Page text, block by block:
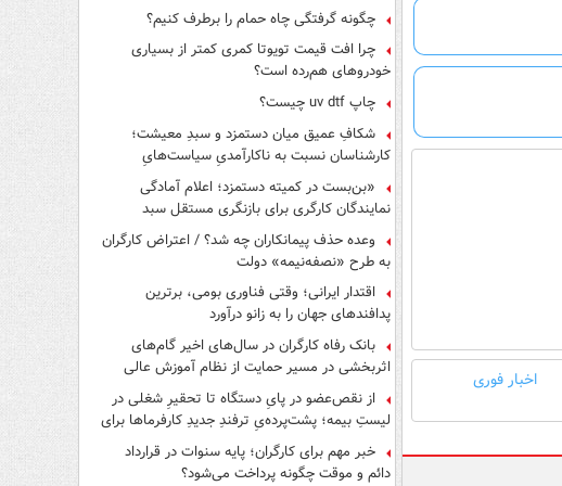
اخبار فوری
چگونه گرفتگی چاه حمام را برطرف کنیم؟
چرا افت قیمت تویوتا کمری کمتر از بسیاری
خودروهای هم‌رده است؟
چاپ uv dtf چیست؟
شکافِ عمیق میان دستمزد و سبدِ معیشت؛
کارشناسان نسبت به ناکارآمدیِ سیاست‌هایِ
حمایتی هشدار دادند
«بن‌بست در کمیته دستمزد؛ اعلام آمادگی
نمایندگان کارگری برای بازنگری مستقل سبد
وعده حذف پیمانکاران چه شد؟ / اعتراض کارگران
به طرح «نصفه‌نیمه» دولت
اقتدار ایرانی؛ وقتی فناوری بومی، برترین
پدافندهای جهان را به زانو درآورد
بانک رفاه کارگران در سال‌های اخیر گام‌های
اثربخشی در مسیر حمایت از نظام آموزش عالی
برداشته است
از نقص‌عضو در پایِ دستگاه تا تحقیرِ شغلی در
لیستِ بیمه؛ پشت‌پرده‌یِ ترفندِ جدیدِ کارفرماها برای
فرار از قانون چیست؟
خبر مهم برای کارگران؛ پایه سنوات در قرارداد
دائم و موقت چگونه پرداخت می‌شود؟